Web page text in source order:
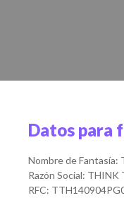
Datos para
Nombre de Fantasía:
Razón Social: THINK
RFC: